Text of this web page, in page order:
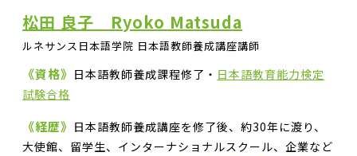
松田 良子 Ryoko Matsuda
ルネサンス日本語学院 日本語教師養成講座講師
《資格》 日本語教師養成課程修了・ 日本語教育能力検定
試験合格
《経歴》 日本語教師養成講座を修了後、約30年に渡り、
大使館、留学生、インターナショナルスクール、企業など